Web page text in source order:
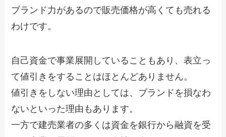
ブランド力があるので販売価格が高くても売れる
わけです。
自己資金で事業展開していることもあり、表立っ
て値引きをすることはほとんどありません。
値引きをしない理由としては、ブランドを損なわ
ないといった理由もあります。
一方で建売業者の多くは資金を銀行から融資を受